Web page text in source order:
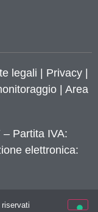
legali | Privacy|
| Area
Partita IVA:
elettronica: